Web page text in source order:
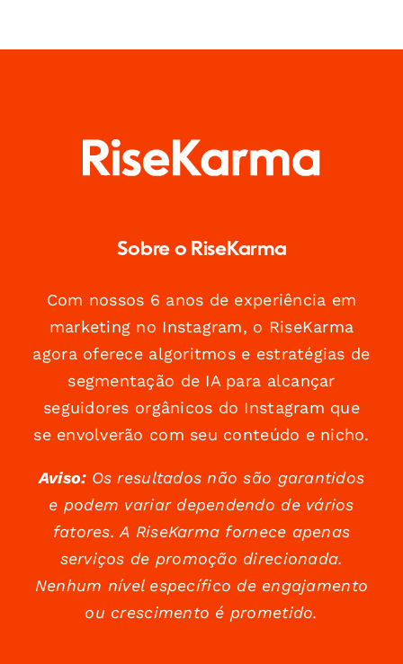
Sobre o RiseKarma
Com nossos 6 anos de experiência em
marketing no Instagram, o RiseKarma
agora oferece algoritmos e estratégias de
segmentação de IA para alcançar
seguidores orgânicos do Instagram que
se envolverão com seu conteúdo e nicho.
Aviso:Os resultados não são garantidos
e podem variar dependendo de vários
fatores. A RiseKarma fornece apenas
serviços de promoção direcionada.
Nenhum nível específico de engajamento
ou crescimento é prometido.